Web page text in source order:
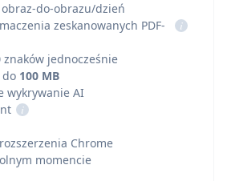
obraz-do-obrazu/dzień
zeskanowanych PDF-
i
znaków jednocześnie
do 100 MB
wykrywanie AI
i
Chrome
momencie